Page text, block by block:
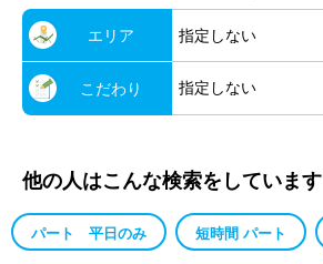
エリア 指定しない
こだわり 指定しない
他の人はこんな検索をしています
パート 平日のみ 短時間 パート